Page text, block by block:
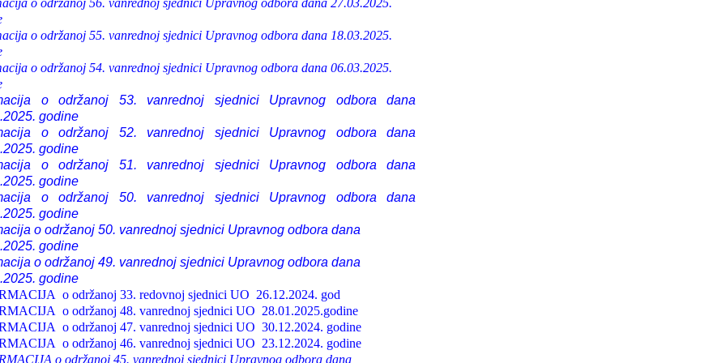
o održanoj 56. vanrednoj sjednici Upravnog odbora dana 27.03.2025.
o održanoj 55. vanrednoj sjednici Upravnog odbora dana 18.03.2025.
o održanoj 54. vanrednoj sjednici Upravnog odbora dana 06.03.2025.
o održanoj 53. vanrednoj sjednici Upravnog odbora dana
godine
o održanoj 52. vanrednoj sjednici Upravnog odbora dana
godine
o održanoj 51. vanrednoj sjednici Upravnog odbora dana
godine
o održanoj 50. vanrednoj sjednici Upravnog odbora dana
godine
o održanoj 50. vanrednoj sjednici Upravnog odbora dana
godine
o održanoj 49. vanrednoj sjednici Upravnog odbora dana
godine
o održanoj 33. redovnoj sjednici UO 26.12.2024. god
o održanoj 48. vanrednoj sjednici UO 28.01.2025.godine
o održanoj 47. vanrednoj sjednici UO 30.12.2024. godine
o održanoj 46. vanrednoj sjednici UO 23.12.2024. godine
o održanoj 45. vanrednoj sjednici Upravnog odbora dana